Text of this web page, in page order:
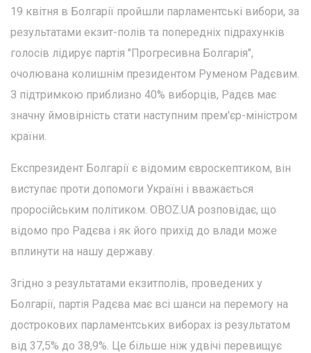
19 квітня в Болгарії пройшли парламентські вибори, за
результатами екзит-полів та попередніх підрахунків
голосів лідирує партія "Прогресивна Болгарія",
очолювана колишнім президентом Руменом Радєвим.
З підтримкою приблизно 40% виборців, Радєв має
значну ймовірність стати наступним прем'єр-міністром
країни.
Експрезидент Болгарії є відомим євроскептиком, він
виступає проти допомоги Україні і вважається
проросійським політиком. OBOZ.UA розповідає, що
відомо про Радєва і як його прихід до влади може
вплинути на нашу державу.
Згідно з результатами екзитполів, проведених у
Болгарії, партія Радєва має всі шанси на перемогу на
дострокових парламентських виборах із результатом
від 37,5% до 38,9%. Це більше ніж удвічі перевищує